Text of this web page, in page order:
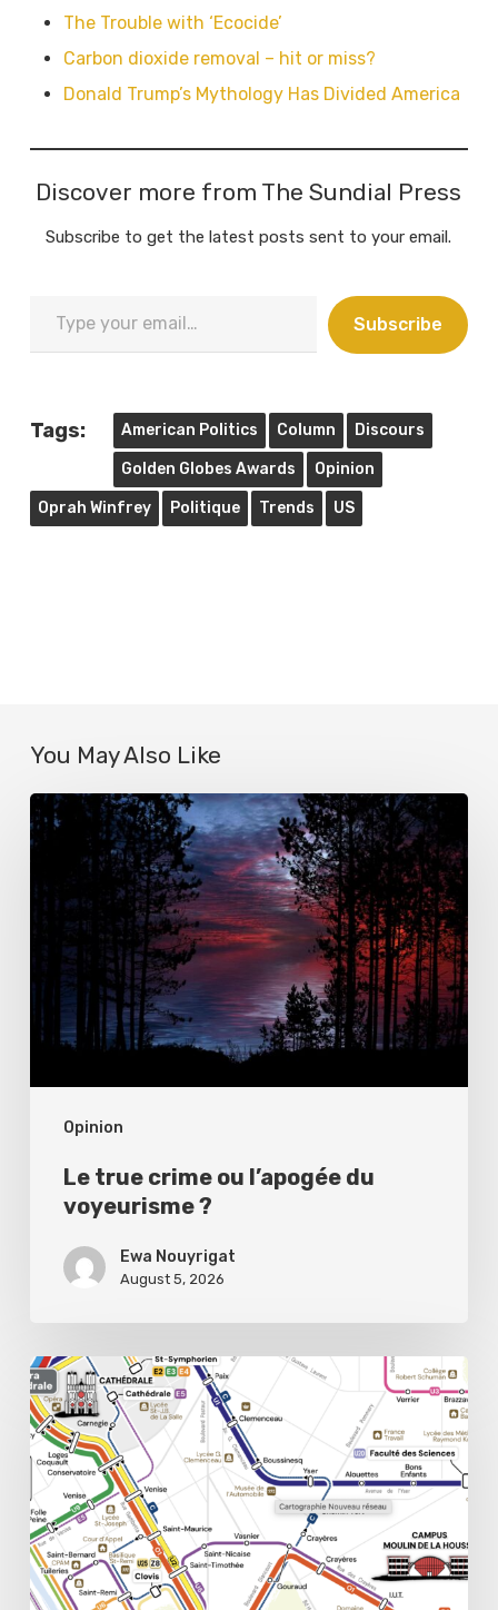
The Trouble with ‘Ecocide’
Carbon dioxide removal – hit or miss?
Donald Trump’s Mythology Has Divided America
Discover more from The Sundial Press
Subscribe to get the latest posts sent to your email.
your
email…
Subscribe
Tags: American Politics Column Discours
Golden Globes Awards Opinion
Oprah Winfrey Politique Trends US
You May Also Like
Opinion
Le
true
l’apogée
du
voyeurisme
Le true crime ou l’apogée du
voyeurisme ?
Ewa Nouyrigat
August 5, 2026
Public
transport,
private
headaches:
Reims’
new
urban